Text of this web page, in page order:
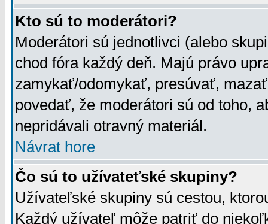
Kto sú to moderátori?
Moderátori sú jednotlivci (alebo
chod fóra každý deň. Majú právo
zamykať/odomykať, presúvať,
povedať, že moderátori sú od toho,
nepridávali otravný materiál.
Návrat hore
Čo sú to užívateťské skupiny?
Užívateľské skupiny sú cestou,
Každý užívateľ môže patriť do